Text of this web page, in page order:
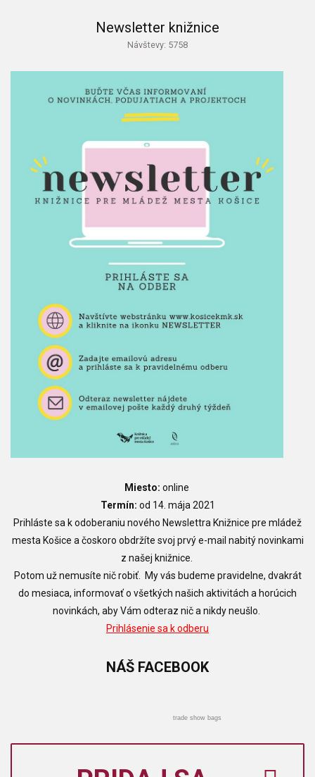
Newsletter knižnice
Návštevy: 5758
Miesto: online
Termín: od 14. mája 2021
Prihláste sa k odoberaniu nového Newslettra Knižnice pre mládež
mesta Košice a čoskoro obdržíte svoj prvý e-mail nabitý novinkami
z našej knižnice.
Potom už nemusíte nič robiť. My vás budeme pravidelne, dvakrát
do mesiaca, informovať o všetkých našich aktivitách a horúcich
novinkách, aby Vám odteraz nič a nikdy neušlo.
Prihlásenie sa k odberu
NÁŠ FACEBOOK
trade show bags